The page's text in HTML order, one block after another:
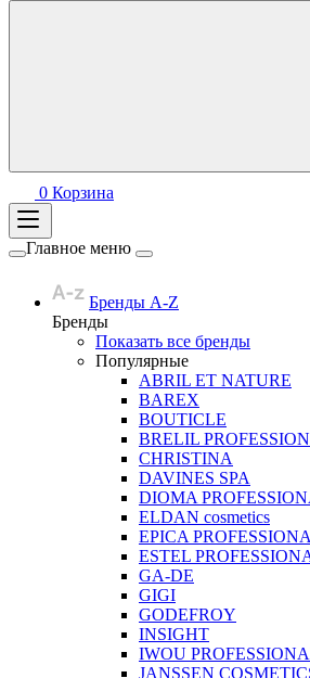
0 Корзина
Главное меню
Бренды A-Z
Бренды
Показать все бренды
Популярные
ABRIL ET NATURE
BAREX
BOUTICLE
BRELIL
CHRISTINA
DAVINES SPA
DIOMA
ELDAN cosmetics
EPICA
ESTEL
GA-DE
GIGI
GODEFROY
INSIGHT
IWOU
JANSSEN